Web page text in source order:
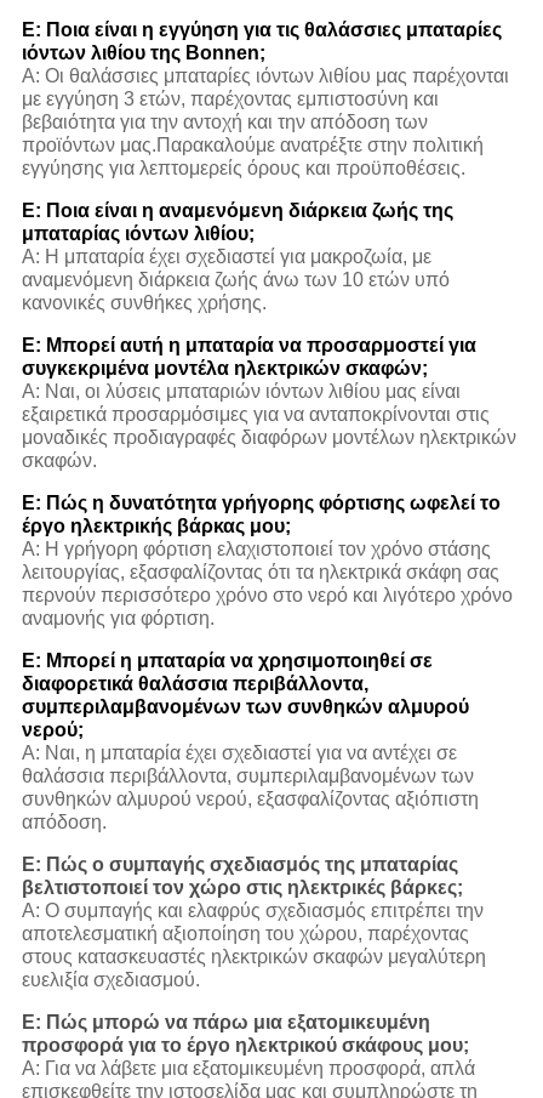
Ε: Ποια είναι η εγγύηση για τις θαλάσσιες μπαταρίες
ιόντων λιθίου της Bonnen;
Α: Οι θαλάσσιες μπαταρίες ιόντων λιθίου μας παρέχονται
με εγγύηση 3 ετών, παρέχοντας εμπιστοσύνη και
βεβαιότητα για την αντοχή και την απόδοση των
προϊόντων μας.Παρακαλούμε ανατρέξτε στην πολιτική
εγγύησης για λεπτομερείς όρους και προϋποθέσεις.
Ε: Ποια είναι η αναμενόμενη διάρκεια ζωής της
μπαταρίας ιόντων λιθίου;
Α: Η μπαταρία έχει σχεδιαστεί για μακροζωία, με
αναμενόμενη διάρκεια ζωής άνω των 10 ετών υπό
κανονικές συνθήκες χρήσης.
Ε: Μπορεί αυτή η μπαταρία να προσαρμοστεί για
συγκεκριμένα μοντέλα ηλεκτρικών σκαφών;
Α: Ναι, οι λύσεις μπαταριών ιόντων λιθίου μας είναι
εξαιρετικά προσαρμόσιμες για να ανταποκρίνονται στις
μοναδικές προδιαγραφές διαφόρων μοντέλων ηλεκτρικών
σκαφών.
Ε: Πώς η δυνατότητα γρήγορης φόρτισης ωφελεί το
έργο ηλεκτρικής βάρκας μου;
Α: Η γρήγορη φόρτιση ελαχιστοποιεί τον χρόνο στάσης
λειτουργίας, εξασφαλίζοντας ότι τα ηλεκτρικά σκάφη σας
περνούν περισσότερο χρόνο στο νερό και λιγότερο χρόνο
αναμονής για φόρτιση.
Ε: Μπορεί η μπαταρία να χρησιμοποιηθεί σε
διαφορετικά θαλάσσια περιβάλλοντα,
συμπεριλαμβανομένων των συνθηκών αλμυρού
νερού;
Α: Ναι, η μπαταρία έχει σχεδιαστεί για να αντέχει σε
θαλάσσια περιβάλλοντα, συμπεριλαμβανομένων των
συνθηκών αλμυρού νερού, εξασφαλίζοντας αξιόπιστη
απόδοση.
Ε: Πώς ο συμπαγής σχεδιασμός της μπαταρίας
βελτιστοποιεί τον χώρο στις ηλεκτρικές βάρκες;
Α: Ο συμπαγής και ελαφρύς σχεδιασμός επιτρέπει την
αποτελεσματική αξιοποίηση του χώρου, παρέχοντας
στους κατασκευαστές ηλεκτρικών σκαφών μεγαλύτερη
ευελιξία σχεδιασμού.
Ε: Πώς μπορώ να πάρω μια εξατομικευμένη
προσφορά για το έργο ηλεκτρικού σκάφους μου;
Α: Για να λάβετε μια εξατομικευμένη προσφορά, απλά
επισκεφθείτε την ιστοσελίδα μας και συμπληρώστε τη